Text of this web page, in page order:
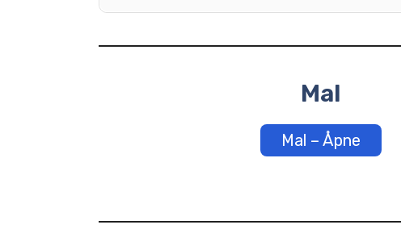
Mal
Mal – Åpne